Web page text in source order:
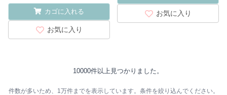
カゴに入れる
お気に入り
お気に入り
10000件以上見つかりました。
件数が多いため、1万件までを表示しています。条件を絞り込んでください。